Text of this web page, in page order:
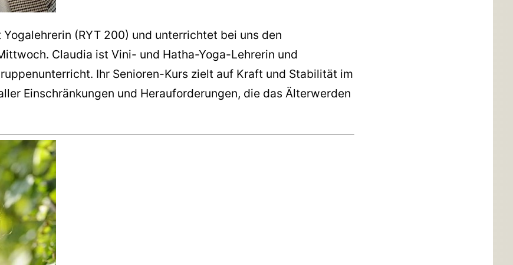
Yogalehrerin (RYT 200) und unterrichtet bei uns den
Claudia ist Vini- und Hatha-Yoga-Lehrerin und
Ihr Senioren-Kurs zielt auf Kraft und Stabilität im
Einschränkungen und Herauforderungen, die das Älterwerden